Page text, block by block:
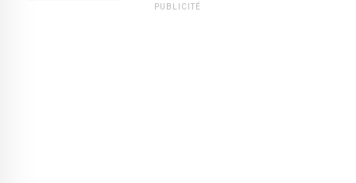
PUBLICITÉ